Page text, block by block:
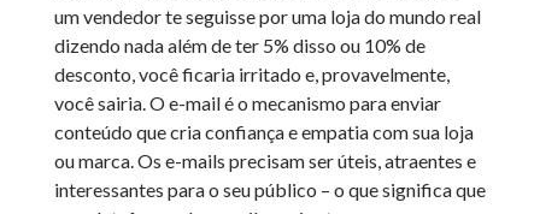
um vendedor te seguisse por uma loja do mundo real
dizendo nada além de ter 5% disso ou 10% de
desconto, você ficaria irritado e, provavelmente,
você sairia. O e-mail é o mecanismo para enviar
conteúdo que cria confiança e empatia com sua loja
ou marca. Os e-mails precisam ser úteis, atraentes e
interessantes para o seu público – o que significa que